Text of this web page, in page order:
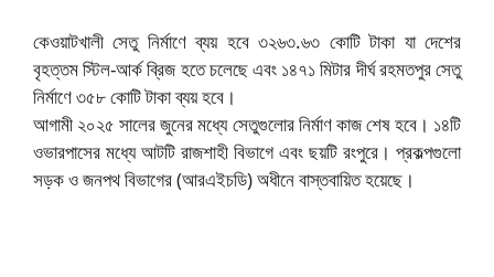
কেওয়াটখালী সেতু নির্মাণে ব্যয় হবে ৩২৬৩.৬৩ কোটি টাকা যা দেশের
বৃহত্তম স্টিল-আর্ক ব্রিজ হতে চলেছে এবং ১৪৭১ মিটার দীর্ঘ রহমতপুর সেতু
নির্মাণে ৩৫৮ কোটি টাকা ব্যয় হবে।
আগামী ২০২৫ সালের জুনের মধ্যে সেতুগুলোর নির্মাণ কাজ শেষ হবে। ১৪টি
ওভারপাসের মধ্যে আটটি রাজশাহী বিভাগে এবং ছয়টি রংপুরে। প্রকল্পগুলো
সড়ক ও জনপথ বিভাগের (আরএইচডি) অধীনে বাস্তবায়িত হয়েছে।